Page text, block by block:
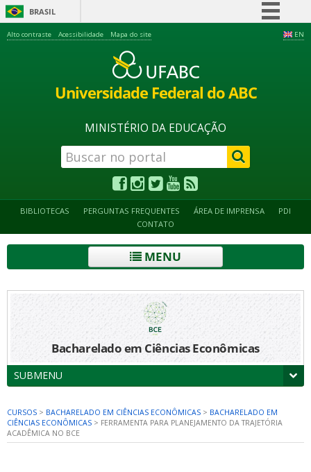
BRASIL
Acesso à informação
Legislação
Canais
EN
Alto contraste Acessibilidade Mapa do site
Universidade Federal do ABC
MINISTÉRIO DA EDUCAÇÃO
BIBLIOTECAS PERGUNTAS FREQUENTES ÁREA DE IMPRENSA
PDI
CONTATO
MENU
Bacharelado em Ciências Econômicas
SUBMENU
CURSOS > BACHARELADO EM CIÊNCIAS ECONÔMICAS > BACHARELADO EM
CIÊNCIAS ECONÔMICAS > FERRAMENTA PARA PLANEJAMENTO DA TRAJETÓRIA
ACADÊMICA NO BCE